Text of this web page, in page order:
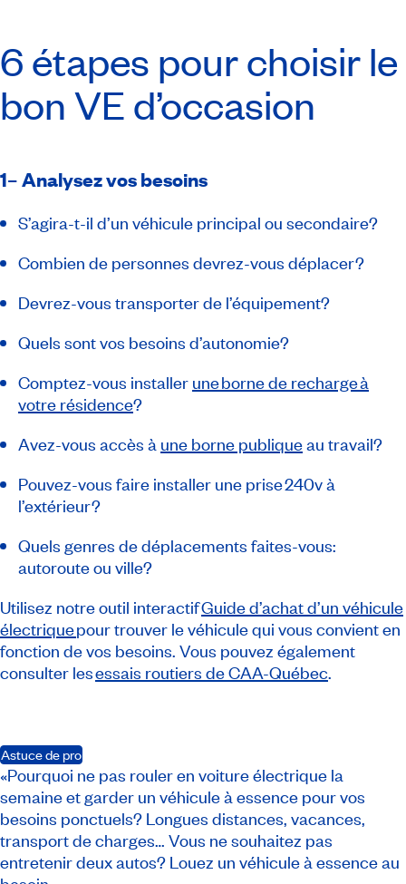
6 étapes pour choisir le
bon VE d’occasion
1– Analysez vos besoins
S’agira-t-il d’un véhicule principal ou secondaire?
Combien de personnes devrez-vous déplacer?
Devrez-vous transporter de l’équipement?
Quels sont vos besoins d’autonomie?
Comptez-vous installer une borne de recharge à
votre résidence?
Avez-vous accès à une borne publiqueau travail?
Pouvez-vous faire installer une prise 240v à
l’extérieur?
Quels genres de déplacements faites-vous:
autoroute ou ville?
Utilisez notre outil interactifGuide d’achat d’un véhicule
électriquepour trouver le véhicule qui vous convient en
fonction de vos besoins. Vous pouvez également
consulter lesessais routiers de CAA-Québec.
Astuce de pro
«Pourquoi ne pas rouler en voiture électrique la
semaine et garder un véhicule à essence pour vos
besoins ponctuels? Longues distances, vacances,
transport de charges… Vous ne souhaitez pas
entretenir deux autos? Louez un véhicule à essence au